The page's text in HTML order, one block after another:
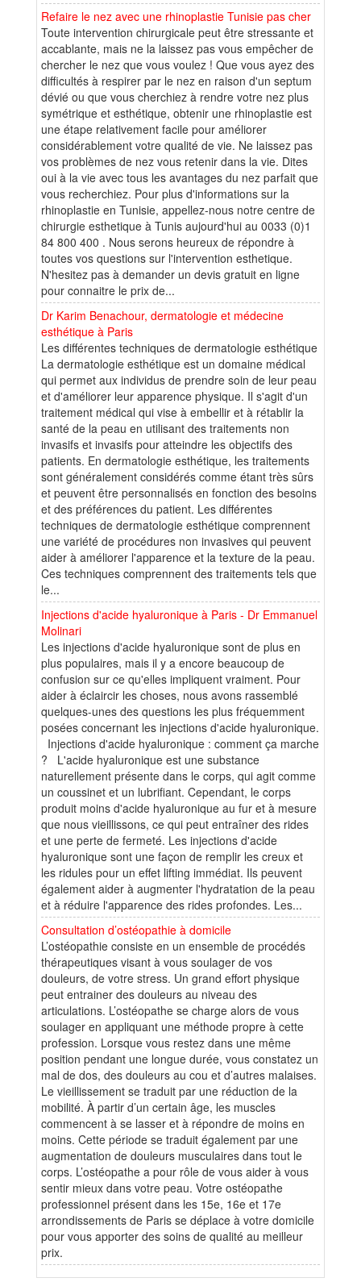
Refaire le nez avec une rhinoplastie Tunisie pas cher
Toute intervention chirurgicale peut être stressante et
accablante, mais ne la laissez pas vous empêcher de
chercher le nez que vous voulez ! Que vous ayez des
difficultés à respirer par le nez en raison d'un septum
dévié ou que vous cherchiez à rendre votre nez plus
symétrique et esthétique, obtenir une rhinoplastie est
une étape relativement facile pour améliorer
considérablement votre qualité de vie. Ne laissez pas
vos problèmes de nez vous retenir dans la vie. Dites
oui à la vie avec tous les avantages du nez parfait que
vous recherchiez. Pour plus d'informations sur la
rhinoplastie en Tunisie, appellez-nous notre centre de
chirurgie esthetique à Tunis aujourd'hui au 0033 (0)1
84 800 400 . Nous serons heureux de répondre à
toutes vos questions sur l'intervention esthetique.
N'hesitez pas à demander un devis gratuit en ligne
pour connaitre le prix de...
Dr Karim Benachour, dermatologie et médecine
esthétique à Paris
Les différentes techniques de dermatologie esthétique
La dermatologie esthétique est un domaine médical
qui permet aux individus de prendre soin de leur peau
et d'améliorer leur apparence physique. Il s'agit d'un
traitement médical qui vise à embellir et à rétablir la
santé de la peau en utilisant des traitements non
invasifs et invasifs pour atteindre les objectifs des
patients. En dermatologie esthétique, les traitements
sont généralement considérés comme étant très sûrs
et peuvent être personnalisés en fonction des besoins
et des préférences du patient. Les différentes
techniques de dermatologie esthétique comprennent
une variété de procédures non invasives qui peuvent
aider à améliorer l'apparence et la texture de la peau.
Ces techniques comprennent des traitements tels que
le...
Injections d'acide hyaluronique à Paris - Dr Emmanuel
Molinari
Les injections d'acide hyaluronique sont de plus en
plus populaires, mais il y a encore beaucoup de
confusion sur ce qu'elles impliquent vraiment. Pour
aider à éclaircir les choses, nous avons rassemblé
quelques-unes des questions les plus fréquemment
posées concernant les injections d'acide hyaluronique.
Injections d'acide hyaluronique : comment ça marche
? L'acide hyaluronique est une substance
naturellement présente dans le corps, qui agit comme
un coussinet et un lubrifiant. Cependant, le corps
produit moins d'acide hyaluronique au fur et à mesure
que nous vieillissons, ce qui peut entraîner des rides
et une perte de fermeté. Les injections d'acide
hyaluronique sont une façon de remplir les creux et
les ridules pour un effet lifting immédiat. Ils peuvent
également aider à augmenter l'hydratation de la peau
et à réduire l'apparence des rides profondes. Les...
Consultation d’ostéopathie à domicile
L’ostéopathie consiste en un ensemble de procédés
thérapeutiques visant à vous soulager de vos
douleurs, de votre stress. Un grand effort physique
peut entrainer des douleurs au niveau des
articulations. L’ostéopathe se charge alors de vous
soulager en appliquant une méthode propre à cette
profession. Lorsque vous restez dans une même
position pendant une longue durée, vous constatez un
mal de dos, des douleurs au cou et d’autres malaises.
Le vieillissement se traduit par une réduction de la
mobilité. À partir d’un certain âge, les muscles
commencent à se lasser et à répondre de moins en
moins. Cette période se traduit également par une
augmentation de douleurs musculaires dans tout le
corps. L’ostéopathe a pour rôle de vous aider à vous
sentir mieux dans votre peau. Votre ostéopathe
professionnel présent dans les 15e, 16e et 17e
arrondissements de Paris se déplace à votre domicile
pour vous apporter des soins de qualité au meilleur
prix.